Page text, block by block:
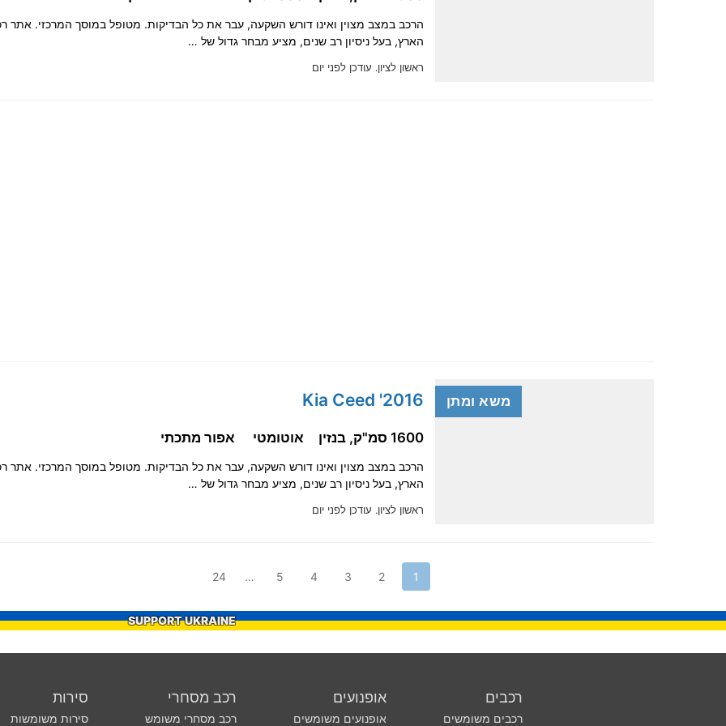
ראשון לציון. עודכן לפני יום
הרכב במצב מצוין ואינו דורש השקעה, עבר את כל הבדיקות. מטופל במוסך המרכזי. אתר
הארץ, בעל ניסיון רב שנים, מציע מבחר גדול של …
משא ומתן 2016' Kia Ceed
ראשון לציון. עודכן לפני יום
1600 סמ"ק, בנזין אוטומטי אפור מתכתי
הרכב במצב מצוין ואינו דורש השקעה, עבר את כל הבדיקות. מטופל במוסך המרכזי. אתר
הארץ, בעל ניסיון רב שנים, מציע מבחר גדול של …
1
2
3
4
5
…
24
SUPPORT UKRAINE
רכבים
רכבים משומשים
אופנועים
אופנועים משומשים
רכב מסחרי
רכב מסחרי משומש
סירות
סירות משומשות